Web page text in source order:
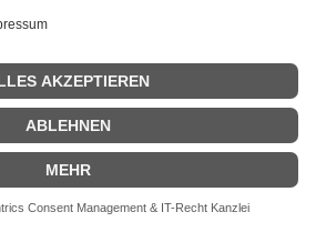
|Impressum|
Datenschutz